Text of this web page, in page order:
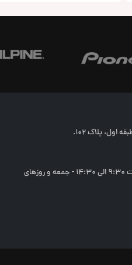
شنبه تا چهارشنبه از ساعت 9:30 الی 19 - پنجشنبه از ساعت 9:30 الی 14:30 - جمعه و روزهای